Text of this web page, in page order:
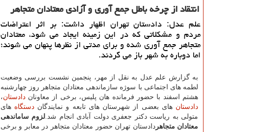
انتقاد از چرخه باطل جمع آوری و آزادی معتادان متجاهر
علم عدل: دادستان تهران اظهار داشت: بر اثر اعتراضات
مردم و مشكلاتی كه در این زمینه ایجاد می شود، معتادان
متجاهر جمع آوری شده و برای مدتی از نظرها پنهان می شوند؛
اما دوباره به شهر باز می گردند.
به گزارش علم عدل به نقل از مهر، پنجمین نشست بررسی وضعیت
لطمه های اجتماعی با سوژه سازماندهی معتادان متجاهر روز چهارشنبه
هشتم اسفند با حضور فرمانده هان پلیس، برخی از معاوناندادستان،
دادستان های بعضی از شهرستان های تابعه و نمایندگاندستگاه های
متولی به ریاست دكتر جعفری دولت آبادی انجام شد.لزوم ساماندهی
معتادان متجاهردادستان تهران حضور معتادان متجاهر در معابر و برخی